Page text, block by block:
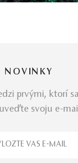
NOVINKY
prvými, ktorí
svoju e-